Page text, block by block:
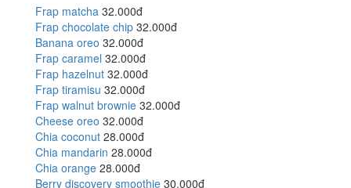
Frap matcha 32.000đ
Frap chocolate chip 32.000đ
Banana oreo 32.000đ
Frap caramel 32.000đ
Frap hazelnut 32.000đ
Frap tiramisu 32.000đ
Frap walnut brownie 32.000đ
Cheese oreo 32.000đ
Chia coconut 28.000đ
Chia mandarin 28.000đ
Chia orange 28.000đ
Berry discovery smoothie 30.000đ